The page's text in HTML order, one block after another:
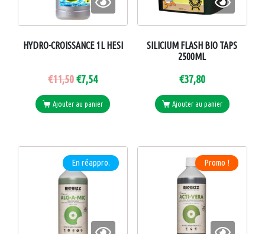
HYDRO-CROISSANCE 1L HESI
€11,50€7,54
Ajouter au panier
SILICIUM FLASH BIO TAPS
2500ML
€37,80
Ajouter au panier
En réappro. Promo !